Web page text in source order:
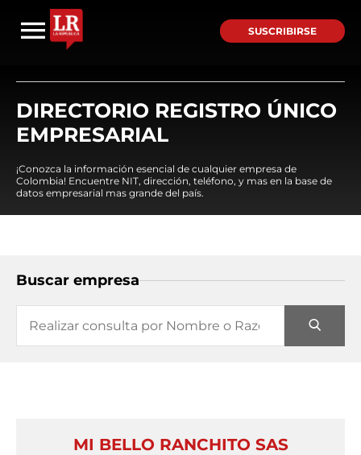
SUSCRIBIRSE
DIRECTORIO REGISTRO ÚNICO
EMPRESARIAL
¡Conozca la información esencial de cualquier empresa de
Colombia! Encuentre NIT, dirección, teléfono, y mas en la base de
datos empresarial mas grande del país.
Buscar empresa
MI BELLO RANCHITO SAS